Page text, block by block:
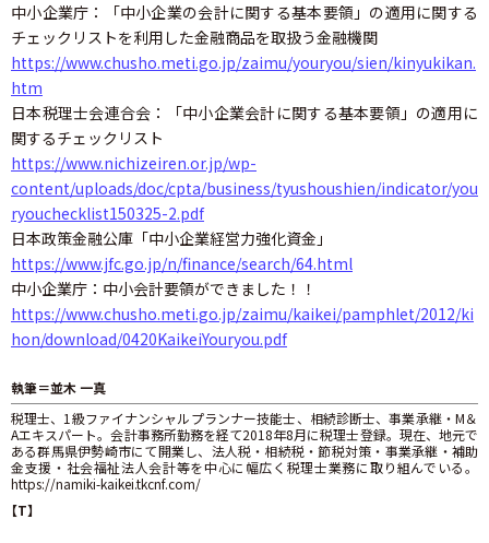
中小企業庁：「中小企業の会計に関する基本要領」の適用に関する
チェックリストを利用した金融商品を取扱う金融機関
https://www.chusho.meti.go.jp/zaimu/youryou/sien/kinyukikan.
htm
日本税理士会連合会：「中小企業会計に関する基本要領」の適用に
関するチェックリスト
https://www.nichizeiren.or.jp/wp-
content/uploads/doc/cpta/business/tyushoushien/indicator/you
ryouchecklist150325-2.pdf
日本政策金融公庫「中小企業経営力強化資金」
https://www.jfc.go.jp/n/finance/search/64.html
中小企業庁：中小会計要領ができました！！
https://www.chusho.meti.go.jp/zaimu/kaikei/pamphlet/2012/ki
hon/download/0420KaikeiYouryou.pdf
執筆＝並木 一真
税理士、1級ファイナンシャルプランナー技能士、相続診断士、事業承継・M＆
Aエキスパート。会計事務所勤務を経て2018年8月に税理士登録。現在、地元で
ある群馬県伊勢崎市にて開業し、法人税・相続税・節税対策・事業承継・補助
金支援・社会福祉法人会計等を中心に幅広く税理士業務に取り組んでいる。
https://namiki-kaikei.tkcnf.com/
【T】